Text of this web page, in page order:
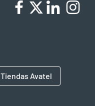
Tiendas Avatel